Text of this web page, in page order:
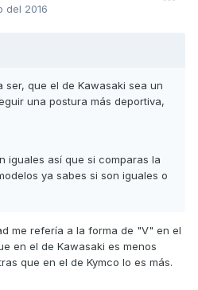
del 2016
ser, que el de Kawasaki sea un
una postura más deportiva,
iguales así que si comparas la
ya sabes si son iguales o
me refería a la forma de "V" en el
en el de Kawasaki es menos
que en el de Kymco lo es más.